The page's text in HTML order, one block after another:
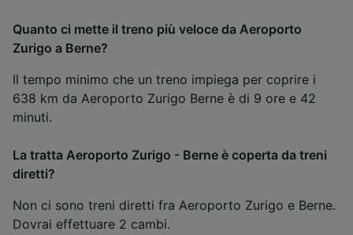
Quanto ci mette il treno più veloce da Aeroporto
Zurigo a Berne?
Il tempo minimo che un treno impiega per coprire i
638 km da Aeroporto Zurigo Berne è di 9 ore e 42
minuti.
La tratta Aeroporto Zurigo - Berne è coperta da treni
diretti?
Non ci sono treni diretti fra Aeroporto Zurigo e Berne.
Dovrai effettuare 2 cambi.